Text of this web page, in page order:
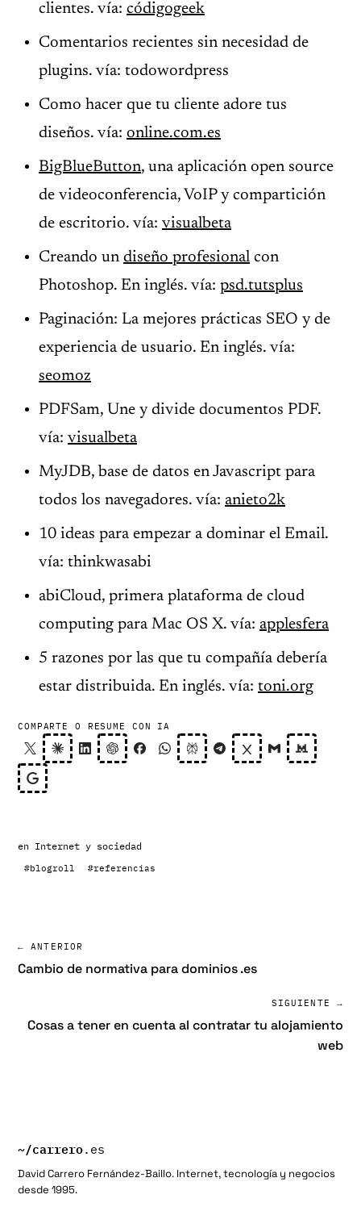
clientes. vía: códigogeek
Comentarios recientes sin necesidad de
plugins. vía: todowordpress
Como hacer que tu cliente adore tus
diseños. vía: online.com.es
BigBlueButton, una aplicación open source
de videoconferencia, VoIP y compartición
de escritorio. vía: visualbeta
Creando un diseño profesional con
Photoshop. En inglés. vía: psd.tutsplus
Paginación: La mejores prácticas SEO y de
experiencia de usuario. En inglés. vía:
seomoz
PDFSam, Une y divide documentos PDF.
vía: visualbeta
MyJDB, base de datos en Javascript para
todos los navegadores. vía: anieto2k
10 ideas para empezar a dominar el Email.
vía: thinkwasabi
abiCloud, primera plataforma de cloud
computing para Mac OS X. vía: applesfera
5 razones por las que tu compañía debería
estar distribuida. En inglés. vía: toni.org
COMPARTE O RESUME CON IA
en Internet y sociedad
#blogroll #referencias
← ANTERIOR
Cambio de normativa para dominios .es
SIGUIENTE →
Cosas a tener en cuenta al contratar tu alojamiento
web
~/carrero.es
David Carrero Fernández-Baillo. Internet, tecnología y negocios
desde 1995.